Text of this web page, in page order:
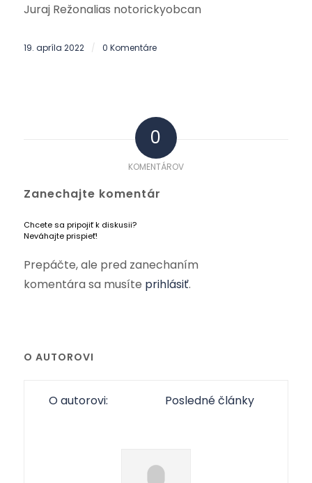
Juraj Režonalias notorickyobcan
19. apríla 2022 / 0 Komentáre
0
KOMENTÁROV
Zanechajte komentár
Chcete sa pripojiť k diskusii?
Neváhajte prispieť!
Prepáčte, ale pred zanechaním
komentára sa musíte prihlásiť.
O AUTOROVI
O autorovi: Posledné články